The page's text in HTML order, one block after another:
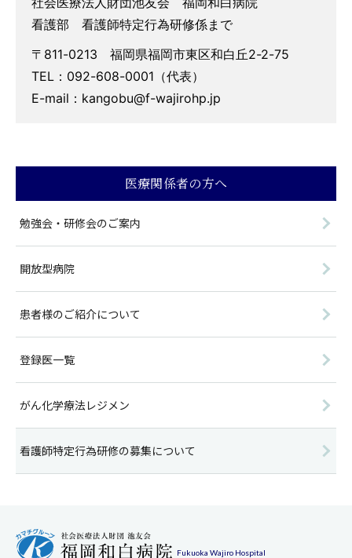
看護部 看護師特定行為研修係まで
〒811-0213 福岡県福岡市東区和白丘2-2-75
TEL：092-608-0001（代表）
E-mail：kangobu@f-wajirohp.jp
医療関係者の方へ
勉強会・研修会のご案内
開放型病院
患者様のご紹介について
登録医一覧
がん化学療法レジメン
看護師特定行為研修の募集について
Fukuoka Wajiro Hospital